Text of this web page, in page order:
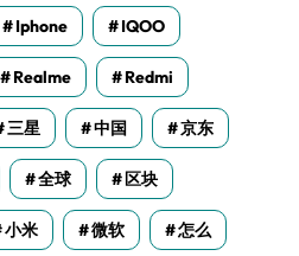
Iphone IQOO
Realme Redmi
三星 中国 京东
全球 区块
小米 微软 怎么